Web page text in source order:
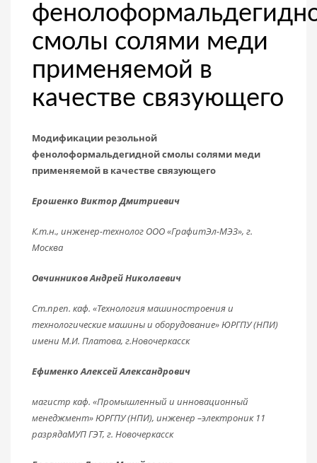
смолы солями меди
применяемой в
качестве связующего
Модификации резольной
фенолоформальдегидной смолы солями меди
применяемой в качестве связующего
Ерошенко Виктор Дмитриевич
К.т.н., инженер-технолог ООО «ГрафитЭл-МЭЗ», г.
Москва
Овчинников Андрей Николаевич
Ст.преп. каф. «Технология машиностроения и
технологические машины и оборудование» ЮРГПУ (НПИ)
имени М.И. Платова, г.Новочеркасск
Ефименко Алексей Александрович
магистр каф. «Промышленный и инновационный
менеджмент» ЮРГПУ (НПИ), инженер –электроник 11
разрядаМУП ГЭТ, г. Новочеркасск